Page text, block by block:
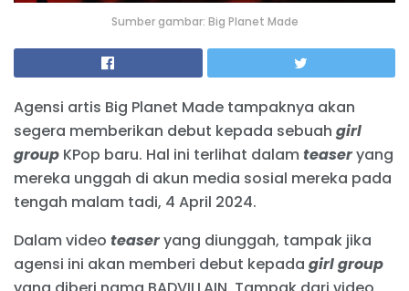
Sumber gambar: Big Planet Made
Agensi artis Big Planet Made tampaknya akan
segera memberikan debut kepada sebuah girl
group KPop baru. Hal ini terlihat dalamteaseryang
mereka unggah di akun media sosial mereka pada
tengah malam tadi, 4 April 2024.
Dalam video teaseryang diunggah, tampak jika
agensi ini akan memberi debut kepada girl group